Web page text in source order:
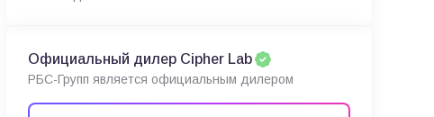
Официальный дилер Cipher Lab
РБС-Групп является официальным дилером